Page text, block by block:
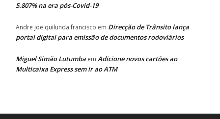
5.807% na era pós-Covid-19
Andre joe quilunda francisco em Direcção de Trânsito lança
portal digital para emissão de documentos rodoviários
Miguel Simão Lutumba em Adicione novos cartões ao
Multicaixa Express sem ir ao ATM